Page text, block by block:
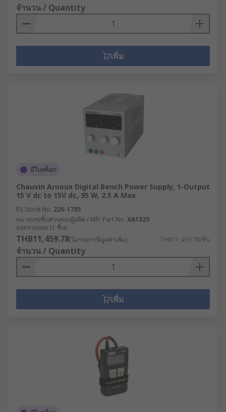
จำนวน / Quantity
เพิ่ม
มีในสต็อก
Chauvin Arnoux Digital Bench Power Supply, 1-Output
15 V dc to 15V dc, 95 W, 2.5 A Max
RS Stock No. 226-1785
หมายเลขชิ้นส่วนของผู้ผลิต / Mfr. Part No. XA1525
ยอดรวมย่อย (1 ชิ้น)
THB11,459.78(ไม่รวมภาษีมูลค่าเพิ่ม) THB11,459.78/ชิ้น
จำนวน / Quantity
เพิ่ม